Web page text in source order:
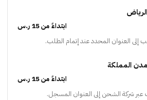
ابتداءً من 15 ر.س
إلى العنوان المحدد عند إتمام الطلب.
مدن المملكة
ابتداءً من 15 ر.س
شركة الشحن إلى العنوان المسجل.